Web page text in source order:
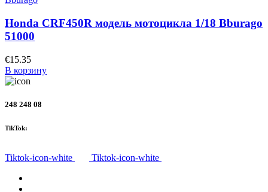
Honda CRF450R модель мотоцикла 1/18 Bburago
51000
€15.35
В корзину
248 248 08
TikTok:
Tiktok-icon-white
Tiktok-icon-white